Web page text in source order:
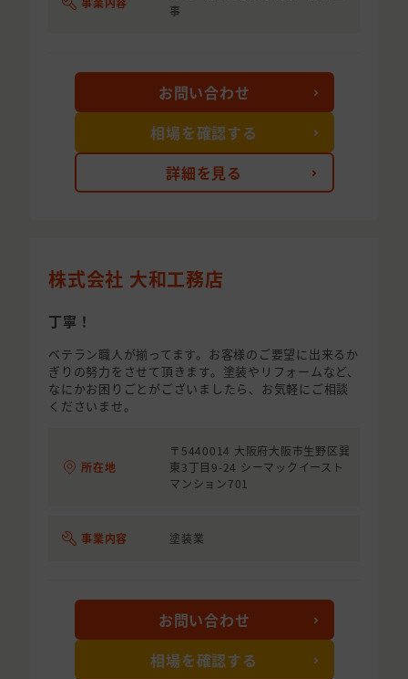
事
詳細を見る
お問い合わせ
相場を確認する
株式会社 大和工務店
丁寧！
ベテラン職人が揃ってます。お客様のご要望に出来るか
ぎりの努力をさせて頂きます。塗装やリフォームなど、
なにかお困りごとがございましたら、お気軽にご相談
くださいませ。
所在地
〒5440014 大阪府大阪市生野区巽
東3丁目9-24 シーマックイースト
マンション701
事業内容 塗装業
お問い合わせ
相場を確認する